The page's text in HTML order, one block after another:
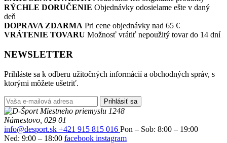
RÝCHLE DORUČENIE Objednávky odosielame ešte v daný
deň
DOPRAVA ZDARMA Pri cene objednávky nad 65 €
VRÁTENIE TOVARU Možnosť vrátiť nepoužitý tovar do 14 dní
NEWSLETTER
Prihláste sa k odberu užitočných informácií a obchodných správ, s
ktorými môžete ušetriť.
Prihlásiť sa
Miestneho priemyslu 1248
Námestovo, 029 01
info@desport.sk +421 915 815 016 Pon – Sob: 8:00 – 19:00
Ned: 9:00 – 18:00 facebook instagram